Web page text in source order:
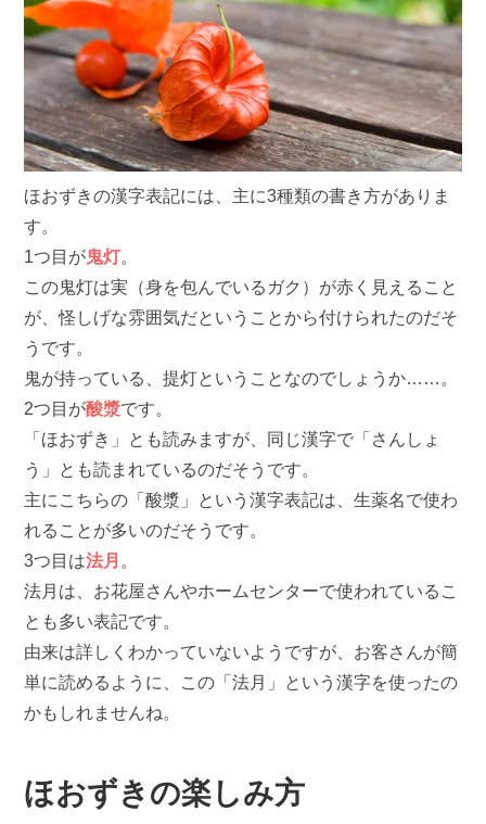
ほおずきの漢字表記には、主に3種類の書き方がありま
す。
1つ目が鬼灯。
この鬼灯は実（身を包んでいるガク）が赤く見えること
が、怪しげな雰囲気だということから付けられたのだそ
うです。
鬼が持っている、提灯ということなのでしょうか……。
2つ目が酸漿です。
「ほおずき」とも読みますが、同じ漢字で「さんしょ
う」とも読まれているのだそうです。
主にこちらの「酸漿」という漢字表記は、生薬名で使わ
れることが多いのだそうです。
3つ目は法月 。
法月は、お花屋さんやホームセンターで使われているこ
とも多い表記です。
由来は詳しくわかっていないようですが、お客さんが簡
単に読めるように、この「法月」という漢字を使ったの
かもしれませんね。
ほおずきの楽しみ方